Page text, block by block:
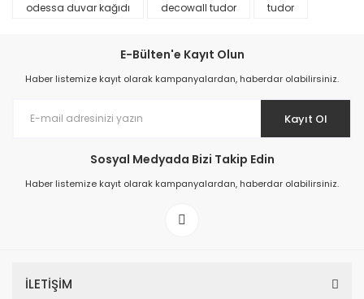
Prime ArtDECO Duvar Kağıdı Tutkalı 500 gr
199,00 TL
odessa duvar kağıdı
decowall tudor tudor
E-Bülten'e Kayıt Olun
Haber listemize kayıt olarak kampanyalardan, haberdar olabilirsiniz.
Kayıt Ol
Sosyal Medyada Bizi Takip Edin
Haber listemize kayıt olarak kampanyalardan, haberdar olabilirsiniz.
İLETİŞİM